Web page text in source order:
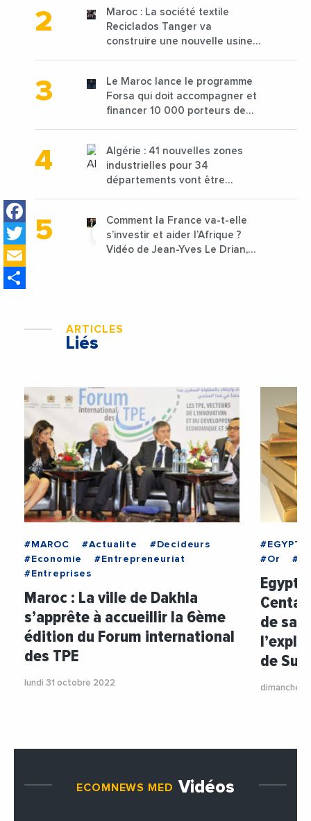
Facebook
Twitter
Maroc : La société textile
Reciclados Tanger va
construire une nouvelle usine
Le Maroc lance le programme
Forsa qui doit accompagner et
financer 10 000 porteurs de
Algérie : 41 nouvelles zones
industrielles pour 34
départements vont être
Comment la France va-t-elle
s’investir et aider l’Afrique ?
Vidéo de Jean-Yves Le Drian,
ARTICLES
Liés
#MAROC #Actualite
#Decideurs
#Economie
#Entrepreneuriat
#Entreprises
Maroc : La ville de Dakhla
s’apprête à accueillir la 6ème
édition du Forum international
des TPE
lundi 31 octobre 2022
#EGYPTE
#Or
de sa
de
dimanche
ECOMNEWS MED Vidéos